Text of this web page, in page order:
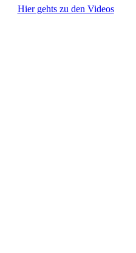
Hier gehts zu den Videos